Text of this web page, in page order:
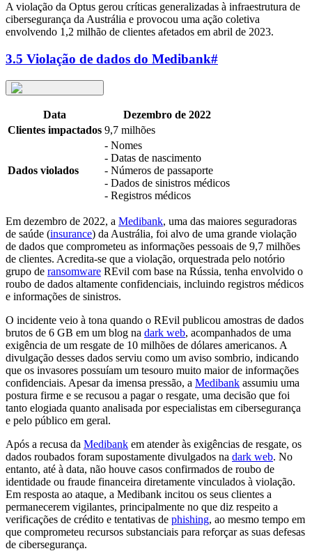
A violação da Optus gerou críticas generalizadas à infraestrutura de
cibersegurança da Austrália e provocou uma ação coletiva
envolvendo 1,2 milhão de clientes afetados em abril de 2023.
3.5 Violação de dados do Medibank#
Data
Dezembro de 2022
Clientes impactados 9,7 milhões
Dados violados
- Nomes
- Datas de nascimento
- Números de passaporte
- Dados de sinistros médicos
- Registros médicos
Em dezembro de 2022, a Medibank, uma das maiores seguradoras
de saúde (insurance) da Austrália, foi alvo de uma grande violação
de dados que comprometeu as informações pessoais de 9,7 milhões
de clientes. Acredita-se que a violação, orquestrada pelo notório
grupo de ransomware REvil com base na Rússia, tenha envolvido o
roubo de dados altamente confidenciais, incluindo registros médicos
e informações de sinistros.
O incidente veio à tona quando o REvil publicou amostras de dados
brutos de 6 GB em um blog na dark web, acompanhados de uma
exigência de um resgate de 10 milhões de dólares americanos. A
divulgação desses dados serviu como um aviso sombrio, indicando
que os invasores possuíam um tesouro muito maior de informações
confidenciais. Apesar da imensa pressão, a Medibank assumiu uma
postura firme e se recusou a pagar o resgate, uma decisão que foi
tanto elogiada quanto analisada por especialistas em cibersegurança
e pelo público em geral.
Após a recusa da Medibank em atender às exigências de resgate, os
dados roubados foram supostamente divulgados na dark web. No
entanto, até à data, não houve casos confirmados de roubo de
identidade ou fraude financeira diretamente vinculados à violação.
Em resposta ao ataque, a Medibank incitou os seus clientes a
permanecerem vigilantes, principalmente no que diz respeito a
verificações de crédito e tentativas de phishing, ao mesmo tempo em
que comprometeu recursos substanciais para reforçar as suas defesas
de cibersegurança.